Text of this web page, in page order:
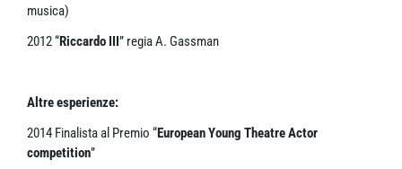
musica)
2012 “Riccardo III” regia A. Gassman
Altre esperienze:
2014 Finalista al Premio “European Young Theatre Actor
competition”